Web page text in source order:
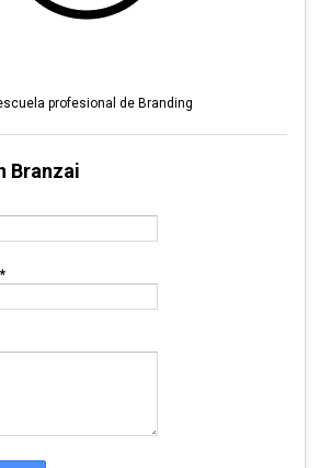
profesional de Branding
Branzai
*